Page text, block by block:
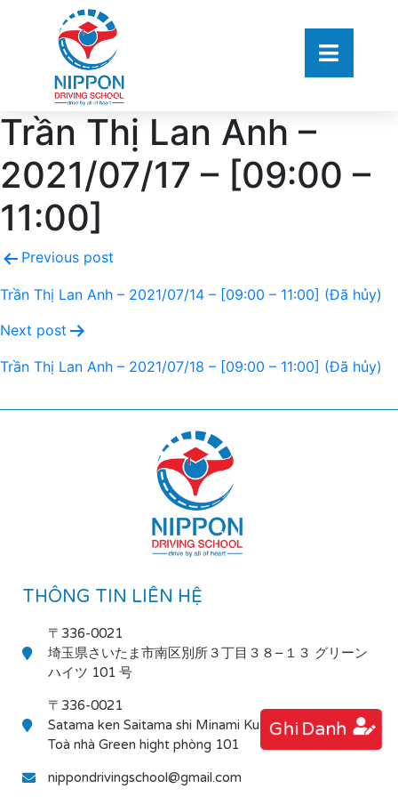
Trần Thị Lan Anh –
2021/07/17 – [09:00 –
11:00]
Previous post
Trần Thị Lan Anh – 2021/07/14 – [09:00 – 11:00] (Đã hủy)
Next post
Trần Thị Lan Anh – 2021/07/18 – [09:00 – 11:00] (Đã hủy)
Ghi Danh
THÔNG TIN LIÊN HỆ
〒336-0021
埼玉県さいたま市南区別所３丁目３８−１３ グリーン
ハイツ 101 号
〒336-0021
Satama ken Saitama shi Minami Ku Bessho 3-38-13
Toà nhà Green hight phòng 101
nippondrivingschool@gmail.com